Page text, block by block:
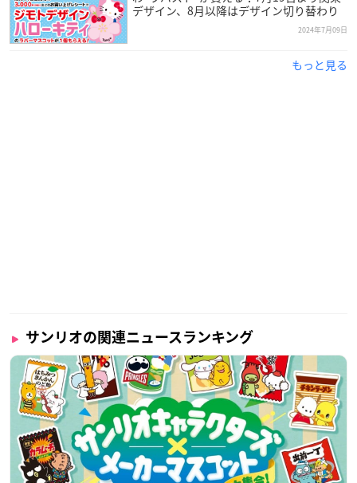
デザイン、8月以降はデザイン切り替わり
2024年7月09日
もっと見る
サンリオの関連ニュースランキング